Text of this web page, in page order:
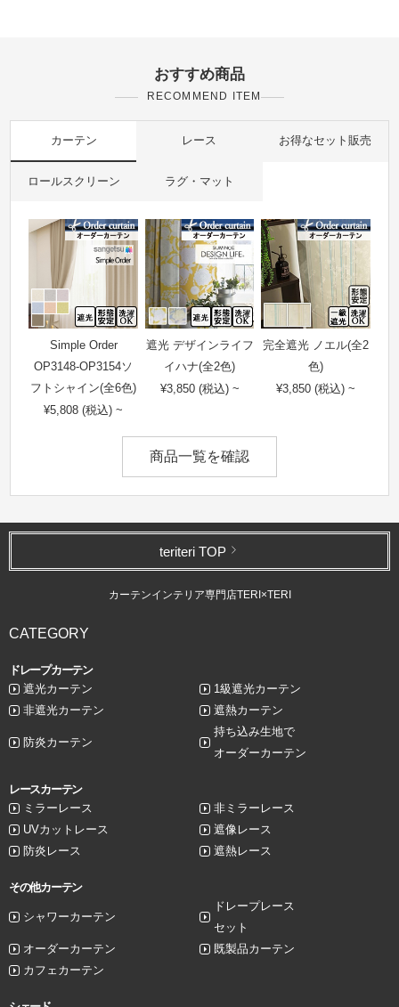
おすすめ商品
RECOMMEND ITEM
カーテン レース お得なセット販売
ロールスクリーン ラグ・マット
Simple Order
OP3148-OP3154ソ
フトシャイン(全6色)
¥5,808 (税込) ~
遮光 デザインライフ
イハナ(全2色)
¥3,850 (税込) ~
完全遮光 ノエル(全2
色)
¥3,850 (税込) ~
商品一覧を確認
teriteri TOP
カーテンインテリア専門店TERI×TERI
CATEGORY
ドレープカーテン
遮光カーテン
1級遮光カーテン
非遮光カーテン
遮熱カーテン
防炎カーテン
持ち込み生地で
オーダーカーテン
レースカーテン
ミラーレース
非ミラーレース
UVカットレース
遮像レース
防炎レース
遮熱レース
その他カーテン
シャワーカーテン
ドレープレース
セット
オーダーカーテン
既製品カーテン
カフェカーテン